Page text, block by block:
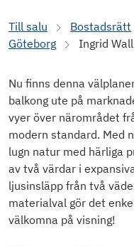
Till salu Bostadsrätt
Göteborg
Ingrid
Nu finns denna
balkong ute på
vyer över närområdet
modern standard. Med
lugn natur med härliga
av två värdar i
ljusinsläpp från två
materialval gör det
välkomna på visning!